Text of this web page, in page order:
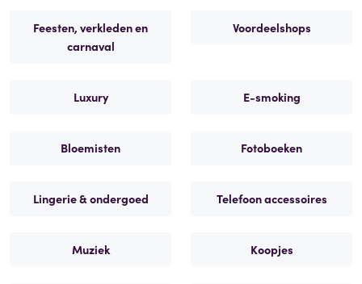
Feesten, verkleden en
carnaval
Voordeelshops
Luxury E-smoking
Bloemisten Fotoboeken
Lingerie & ondergoed Telefoon accessoires
Muziek Koopjes